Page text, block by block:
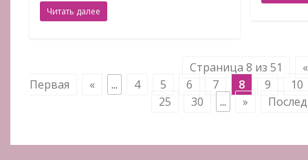
Читать далее
Страница 8 из 51
«
Первая
« ... 4 5 6 7 8 9
10
25
30 ... »